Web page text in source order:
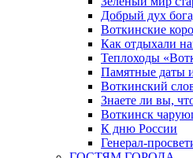
Добрый дух
Воткинские
Как отдыхали
Теплоходы
Памятные даты
Воткинский
Знаете ли вы,
Воткинск
К дню России
Генерал-